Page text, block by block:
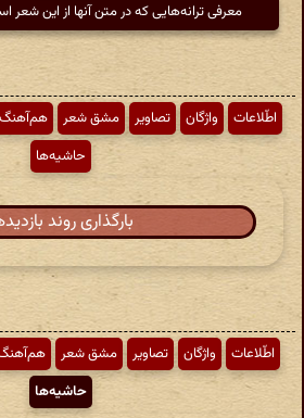
معرفی ترانه‌هایی که در متن آنها از این
اطّلاعات واژگان تصاویر مشق شعر
حاشیه‌ها
بارگذاری روند
اطّلاعات واژگان تصاویر مشق شعر
حاشیه‌ها